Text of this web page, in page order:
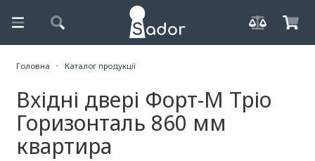
Головна Каталог продукції
Вхідні двері Форт-М Тріо
Горизонталь 860 мм
квартира